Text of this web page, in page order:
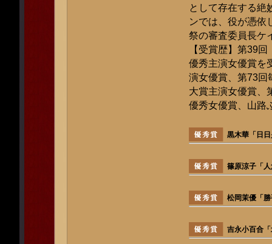
として存在する絶
ンでは、役が憑依
祭の審査委員長ケ
【受賞歴】第39
優秀主演女優賞を
演女優賞、第73回
大賞主演女優賞、
優秀女優賞、山路
黒木華「日
篠原涼子「
松岡茉優「
吉永小百合